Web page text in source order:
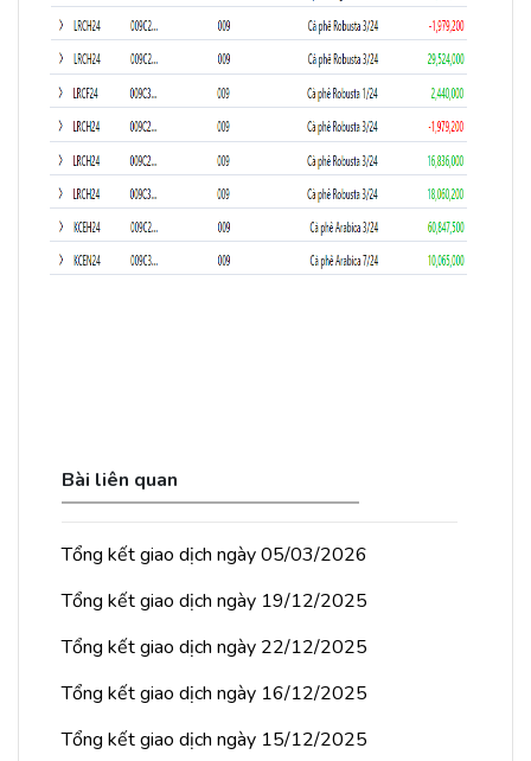
Bài liên quan
Tổng kết giao dịch ngày 05/03/2026
Tổng kết giao dịch ngày 19/12/2025
Tổng kết giao dịch ngày 22/12/2025
Tổng kết giao dịch ngày 16/12/2025
Tổng kết giao dịch ngày 15/12/2025